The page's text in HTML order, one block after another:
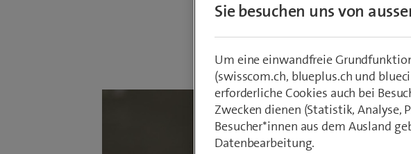
VonArmin Schädeli
22. April 2020
Sie besuchen uns von
Um eine einwandfreie
(swisscom.ch, blueplus.ch und
erforderliche Cookies auch bei
Zwecken dienen (Statistik, Analyse,
Besucher*innen aus dem Ausland
Datenbearbeitung.